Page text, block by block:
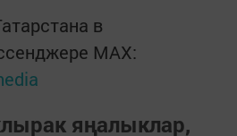
в
MАХ:
яңалыклар,